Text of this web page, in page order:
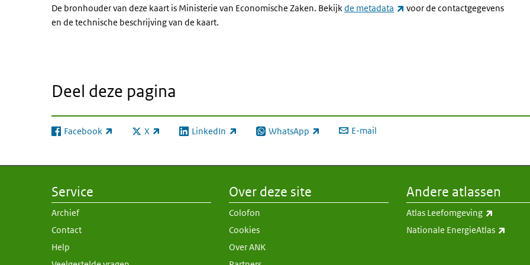
De bronhouder van deze kaart is Ministerie van Economische Zaken. Bekijkde metadata (externe link)
voor de contactgegevens
en de technische beschrijving van de kaart.
Deel deze pagina
Facebook
(externe link) X
(externe link) LinkedIn
(externe link) WhatsApp
(externe link) E-mail
Service
Archief
Contact
Help
Over deze site
Colofon
Cookies
Over ANK
Andere atlassen
Atlas Leefomgeving
Nationale EnergieAtlas